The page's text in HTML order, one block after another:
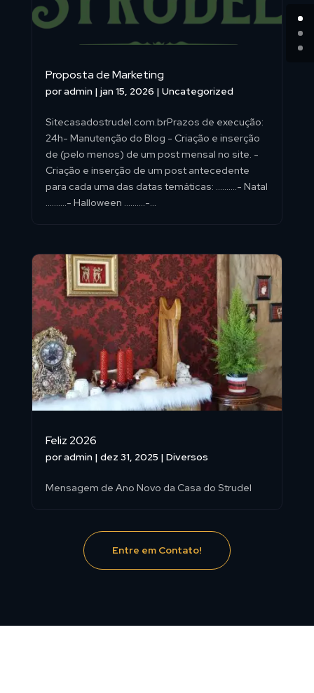
Proposta de Marketing
poradmin | jan 15, 2026 | Uncategorized
Sitecasadostrudel.com.brPrazos de execução:
24h- Manutenção do Blog - Criação e inserção
de (pelo menos) de um post mensal no site. -
Criação e inserção de um post antecedente
para cada uma das datas temáticas: ..........- Natal
..........- Halloween ..........-...
Feliz 2026
poradmin | dez 31, 2025 | Diversos
Mensagem de Ano Novo da Casa do Strudel
Entre em Contato!